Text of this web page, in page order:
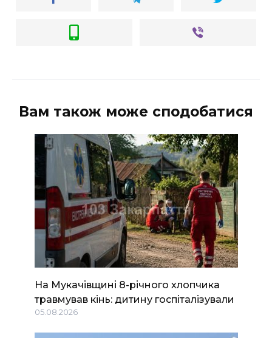
Вам також може сподобатися
На Мукачівщині 8-річного хлопчика
травмував кінь: дитину госпіталізували
05.08.2026